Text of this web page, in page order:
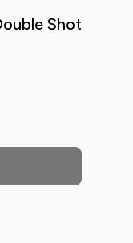
Shot